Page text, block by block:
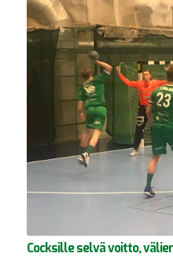
Cocksille selvä voitto,